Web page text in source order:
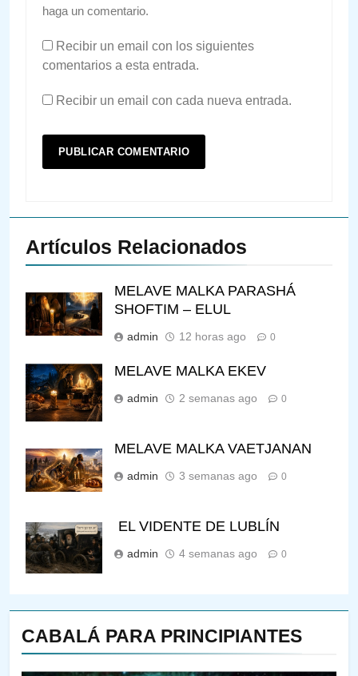
CABALÁ PARA PRINCIPIANTES
144
¿QUIÉN ES SABIO? EL QUE
VE LO QUE VA A NACER
haga un comentario.
Recibir un email con los siguientes
comentarios a esta entrada.
Recibir un email con cada nueva entrada.
Artículos Relacionados
MELAVE MALKA PARASHÁ
SHOFTIM – ELUL
admin 12 horas ago 0
MELAVE MALKA EKEV
admin 2 semanas ago 0
MELAVE MALKA VAETJANAN
admin 3 semanas ago 0
EL VIDENTE DE LUBLÍN
admin 4 semanas ago 0